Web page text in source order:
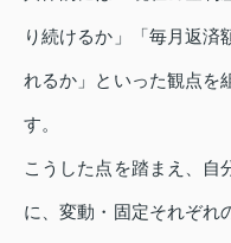
り続けるか」「毎月返済
れるか」といった観点を
す。
こうした点を踏まえ、自
に、変動・固定それぞれ